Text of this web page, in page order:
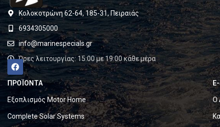
Κολοκοτρώνη 62-64, 185-31, Πειραιάς
6934305000
info@marinespecials.gr
Ώρες λειτουργίας: 15:00 με 19:00 κάθε μέρα
ΠΡΟΪΟΝΤΑ
Εξοπλισμός Motor Home
Complete Solar Systems
Ο